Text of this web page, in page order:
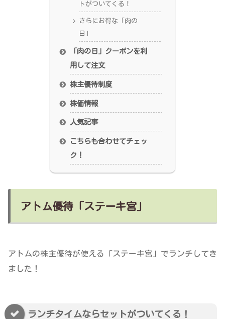
トがついてくる！
さらにお得な「肉の
日」
「肉の日」クーポンを利
用して注文
株主優待制度
株価情報
人気記事
こちらも合わせてチェッ
ク！
アトム優待「ステーキ宮」
アトムの株主優待が使える「ステーキ宮」でランチしてき
ました！
ランチタイムならセットがついてくる！